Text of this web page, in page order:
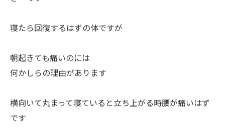
寝たら回復するはずの体ですが
朝起きても痛いのには
何かしらの理由があります
横向いて丸まって寝ていると立ち上がる時腰が痛いはず
です